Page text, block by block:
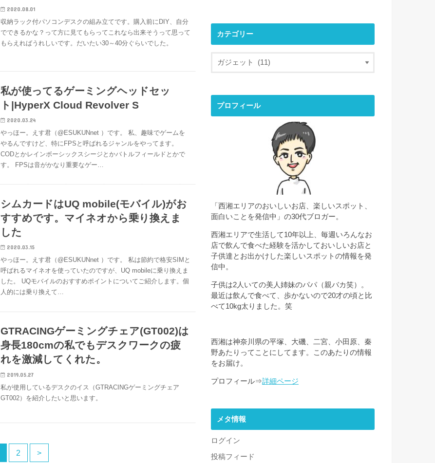
2020.08.01
収納ラック付パソコンデスクの組み立てです。購入前にDIY、自分
でできるかな？って方に見てもらってこれなら出来そうって思って
もらえればうれしいです。だいたい30～40分ぐらいでした。
私が使ってるゲーミングヘッドセッ
ト|HyperX Cloud Revolver S
2020.03.24
やっほー。えす君（@ESUKUNnet ）です。 私、趣味でゲームを
やるんですけど、特にFPSと呼ばれるジャンルをやってます。
CODとかレインボーシックスシージとかバトルフィールドとかで
す。 FPSは音がかなり重要なゲー…
シムカードはUQ mobile(モバイル)がお
すすめです。マイネオから乗り換えま
した
2020.03.15
やっほー。えす君（@ESUKUNnet ）です。 私は節約で格安SIMと
呼ばれるマイネオを使っていたのですが、UQ mobileに乗り換えま
した。 UQモバイルのおすすめポイントについてご紹介します。個
人的には乗り換えて…
GTRACINGゲーミングチェア(GT002)は
身長180cmの私でもデスクワークの疲
れを激減してくれた。
2019.05.27
私が使用しているデスクのイス（GTRACINGゲーミングチェア
GT002）を紹介したいと思います。
2 >
カテゴリー
プロフィール
「西湘エリアのおいしいお店、楽しいスポット、
面白いことを発信中」の30代ブロガー。
西湘エリアで生活して10年以上、毎週いろんなお
店で飲んで食べた経験を活かしておいしいお店と
子供達とお出かけした楽しいスポットの情報を発
信中。
子供は2人いての美人姉妹のパパ（親バカ笑）。
最近は飲んで食べて、歩かないので20才の頃と比
べて10kg太りました。笑
西湘は神奈川県の平塚、大磯、二宮、小田原、秦
野あたりってことにしてます。このあたりの情報
をお届け。
プロフィール⇒詳細ページ
メタ情報
ログイン
投稿フィード